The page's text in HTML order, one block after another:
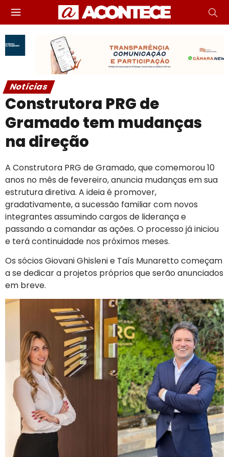
Notícias
Construtora PRG de
Gramado tem mudanças
na direção
A Construtora PRG de Gramado, que comemorou 10
anos no mês de fevereiro, anuncia mudanças em sua
estrutura diretiva. A ideia é promover,
gradativamente, a sucessão familiar com novos
integrantes assumindo cargos de liderança e
passando a comandar as ações. O processo já iniciou
e terá continuidade nos próximos meses.
Os sócios Giovani Ghisleni e Taís Munaretto começam
a se dedicar a projetos próprios que serão anunciados
em breve.